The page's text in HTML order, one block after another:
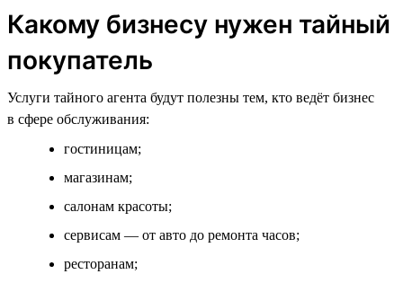
Какому бизнесу нужен тайный
покупатель
Услуги тайного агента будут полезны тем, кто ведёт бизнес
в сфере обслуживания:
гостиницам;
магазинам;
салонам красоты;
сервисам — от авто до ремонта часов;
ресторанам;